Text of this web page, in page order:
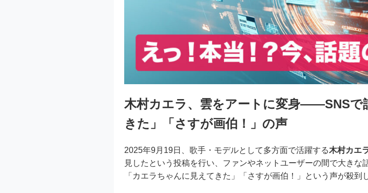
木村カエラ、雲をアートに変身――SNSで
きた」「さすが画伯！」の声
2025年9月19日、歌手・モデルとして多方面で活躍する木村カエ
見したという投稿を行い、ファンやネットユーザーの間で大きな
「カエラちゃんに見えてきた」「さすが画伯！」という声が殺到